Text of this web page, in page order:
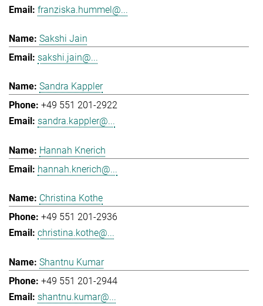
franziska.hummel@...
Sakshi Jain
sakshi.jain@...
Sandra Kappler
+49 551 201-2922
sandra.kappler@...
Hannah Knerich
hannah.knerich@...
Christina Kothe
+49 551 201-2936
christina.kothe@...
Shantnu Kumar
+49 551 201-2944
shantnu.kumar@...